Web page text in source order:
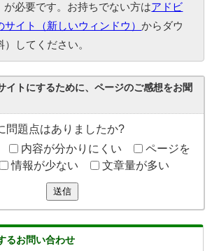
が必要です。お持ちでない方はアドビ
サイト（新しいウィンドウ）からダウ
してください。
イトにするために、ページのご感想をお聞
問題点はありましたか?
内容が分かりにくい
ページを
情報が少ない 文章量が多い
送信
るお問い合わせ